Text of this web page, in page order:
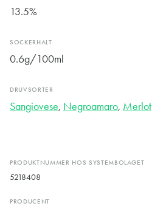
PRODUKTNUMMER HOS SYSTEMBOLAGET
5218408
PRODUCENT
13.5%
SOCKERHALT
0.6g/100ml
DRUVSORTER
Sangiovese, Negroamaro, Merlot